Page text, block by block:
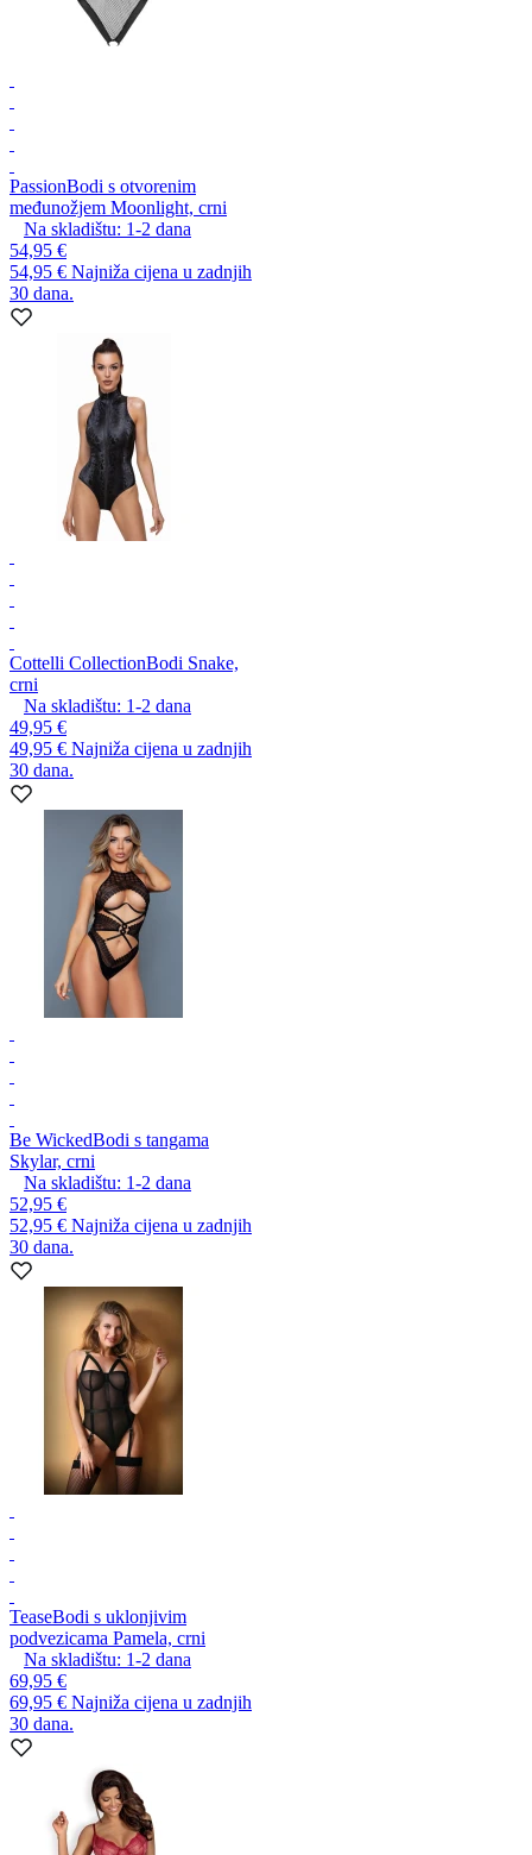
PassionBodi s otvorenim
međunožjem Moonlight, crni
Na skladištu: 1-2 dana
54,95 €
54,95 € Najniža cijena u zadnjih
30 dana.
Cottelli CollectionBodi Snake,
crni
Na skladištu: 1-2 dana
49,95 €
49,95 € Najniža cijena u zadnjih
30 dana.
Be WickedBodi s tangama
Skylar, crni
Na skladištu: 1-2 dana
52,95 €
52,95 € Najniža cijena u zadnjih
30 dana.
TeaseBodi s uklonjivim
podvezicama Pamela, crni
Na skladištu: 1-2 dana
69,95 €
69,95 € Najniža cijena u zadnjih
30 dana.